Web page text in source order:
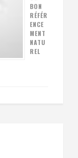
BON
RÉFÉR
ENCE
MENT
NATU
REL